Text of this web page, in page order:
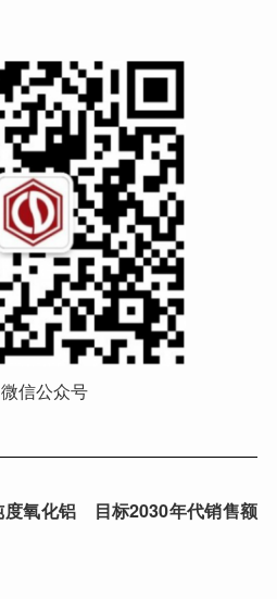
信公众号
氧化铝 目标2030年代销售额